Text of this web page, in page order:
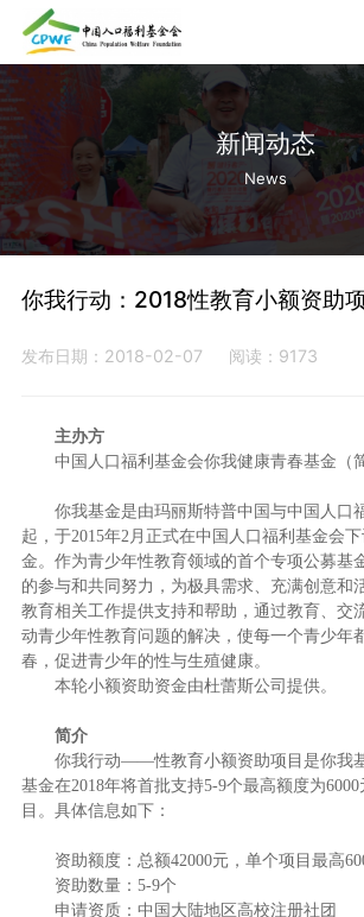
新闻动态
News
你我行动：2018性教育小额资助
发布日期：2018-02-07 阅读：9173
主办方
中国人口福利基金会你我健康青春基金（
你我基金是由玛丽斯特普中国与中国人口
起，于2015年2月正式在中国人口福利基金会
金。作为青少年性教育领域的首个专项公募基
的参与和共同努力，为极具需求、充满创意和
教育相关工作提供支持和帮助，通过教育、交
动青少年性教育问题的解决，使每一个青少年
春，促进青少年的性与生殖健康。
本轮小额资助资金由杜蕾斯公司提供。
简介
你我行动——性教育小额资助项目是你我
基金在2018年将首批支持5-9个最高额度为
目。具体信息如下：
资助额度：总额42000元，单个项目最高
资助数量：5-9个
申请资质：中国大陆地区高校注册社团